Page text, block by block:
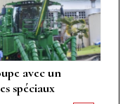
avec un
spéciaux